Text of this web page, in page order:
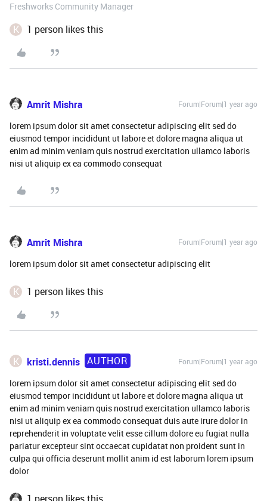
Freshworks Community Manager
K 1 person likes this
Amrit Mishra Forum|Forum|1 year ago
lorem ipsum dolor sit amet consectetur adipiscing elit sed do
eiusmod tempor incididunt ut labore et dolore magna aliqua ut
enim ad minim veniam quis nostrud exercitation ullamco laboris
nisi ut aliquip ex ea commodo consequat
Amrit Mishra Forum|Forum|1 year ago
lorem ipsum dolor sit amet consectetur adipiscing elit
K 1 person likes this
K kristi.dennis AUTHOR Forum|Forum|1 year ago
lorem ipsum dolor sit amet consectetur adipiscing elit sed do
eiusmod tempor incididunt ut labore et dolore magna aliqua ut
enim ad minim veniam quis nostrud exercitation ullamco laboris
nisi ut aliquip ex ea commodo consequat duis aute irure dolor in
reprehenderit in voluptate velit esse cillum dolore eu fugiat nulla
pariatur excepteur sint occaecat cupidatat non proident sunt in
culpa qui officia deserunt mollit anim id est laborum lorem ipsum
dolor